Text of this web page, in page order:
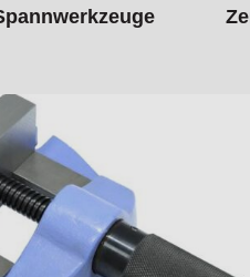
Ausführung